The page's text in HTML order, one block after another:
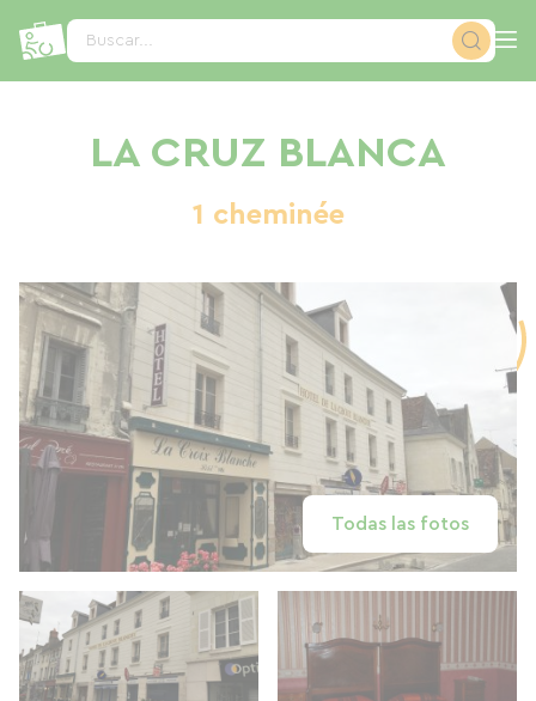
Buscar...
LA CRUZ BLANCA
1 cheminée
Todas las fotos
Panel de gestión de cookies